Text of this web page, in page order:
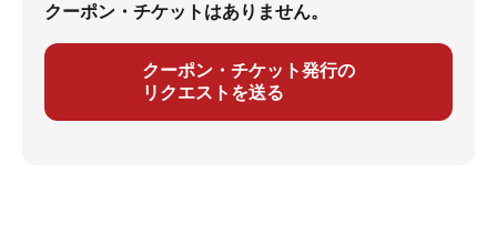
クーポン・チケットはありません。
クーポン・チケット発行の
リクエストを送る